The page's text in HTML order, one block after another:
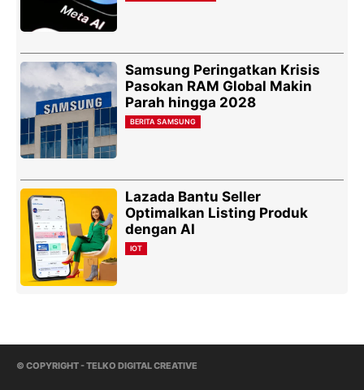
Samsung Peringatkan Krisis
Pasokan RAM Global Makin
Parah hingga 2028
BERITA SAMSUNG
Lazada Bantu Seller
Optimalkan Listing Produk
dengan AI
IOT
© COPYRIGHT - TELKO DIGITAL CREATIVE